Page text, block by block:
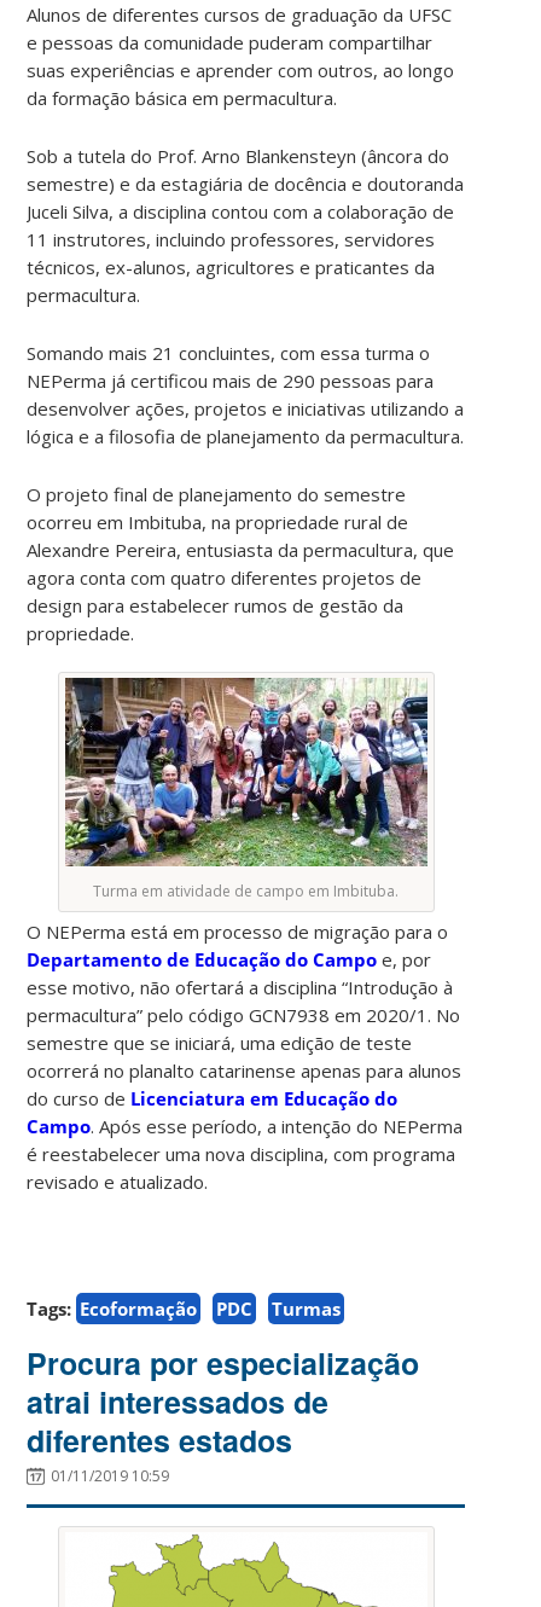
Alunos de diferentes cursos de graduação da UFSC
e pessoas da comunidade puderam compartilhar
suas experiências e aprender com outros, ao longo
da formação básica em permacultura.
Sob a tutela do Prof. Arno Blankensteyn (âncora do
semestre) e da estagiária de docência e doutoranda
Juceli Silva, a disciplina contou com a colaboração de
11 instrutores, incluindo professores, servidores
técnicos, ex-alunos, agricultores e praticantes da
permacultura.
Somando mais 21 concluintes, com essa turma o
NEPerma já certificou mais de 290 pessoas para
desenvolver ações, projetos e iniciativas utilizando a
lógica e a filosofia de planejamento da permacultura.
O projeto final de planejamento do semestre
ocorreu em Imbituba, na propriedade rural de
Alexandre Pereira, entusiasta da permacultura, que
agora conta com quatro diferentes projetos de
design para estabelecer rumos de gestão da
propriedade.
Turma em atividade de campo em Imbituba.
O NEPerma está em processo de migração para o
Departamento de Educação do Campo e, por
esse motivo, não ofertará a disciplina “Introdução à
permacultura” pelo código GCN7938 em 2020/1. No
semestre que se iniciará, uma edição de teste
ocorrerá no planalto catarinense apenas para alunos
do curso de Licenciatura em Educação do
Campo. Após esse período, a intenção do NEPerma
é reestabelecer uma nova disciplina, com programa
revisado e atualizado.
Tags: Ecoformação PDC Turmas
Procura por especialização
atrai interessados de
diferentes estados
01/11/2019 10:59